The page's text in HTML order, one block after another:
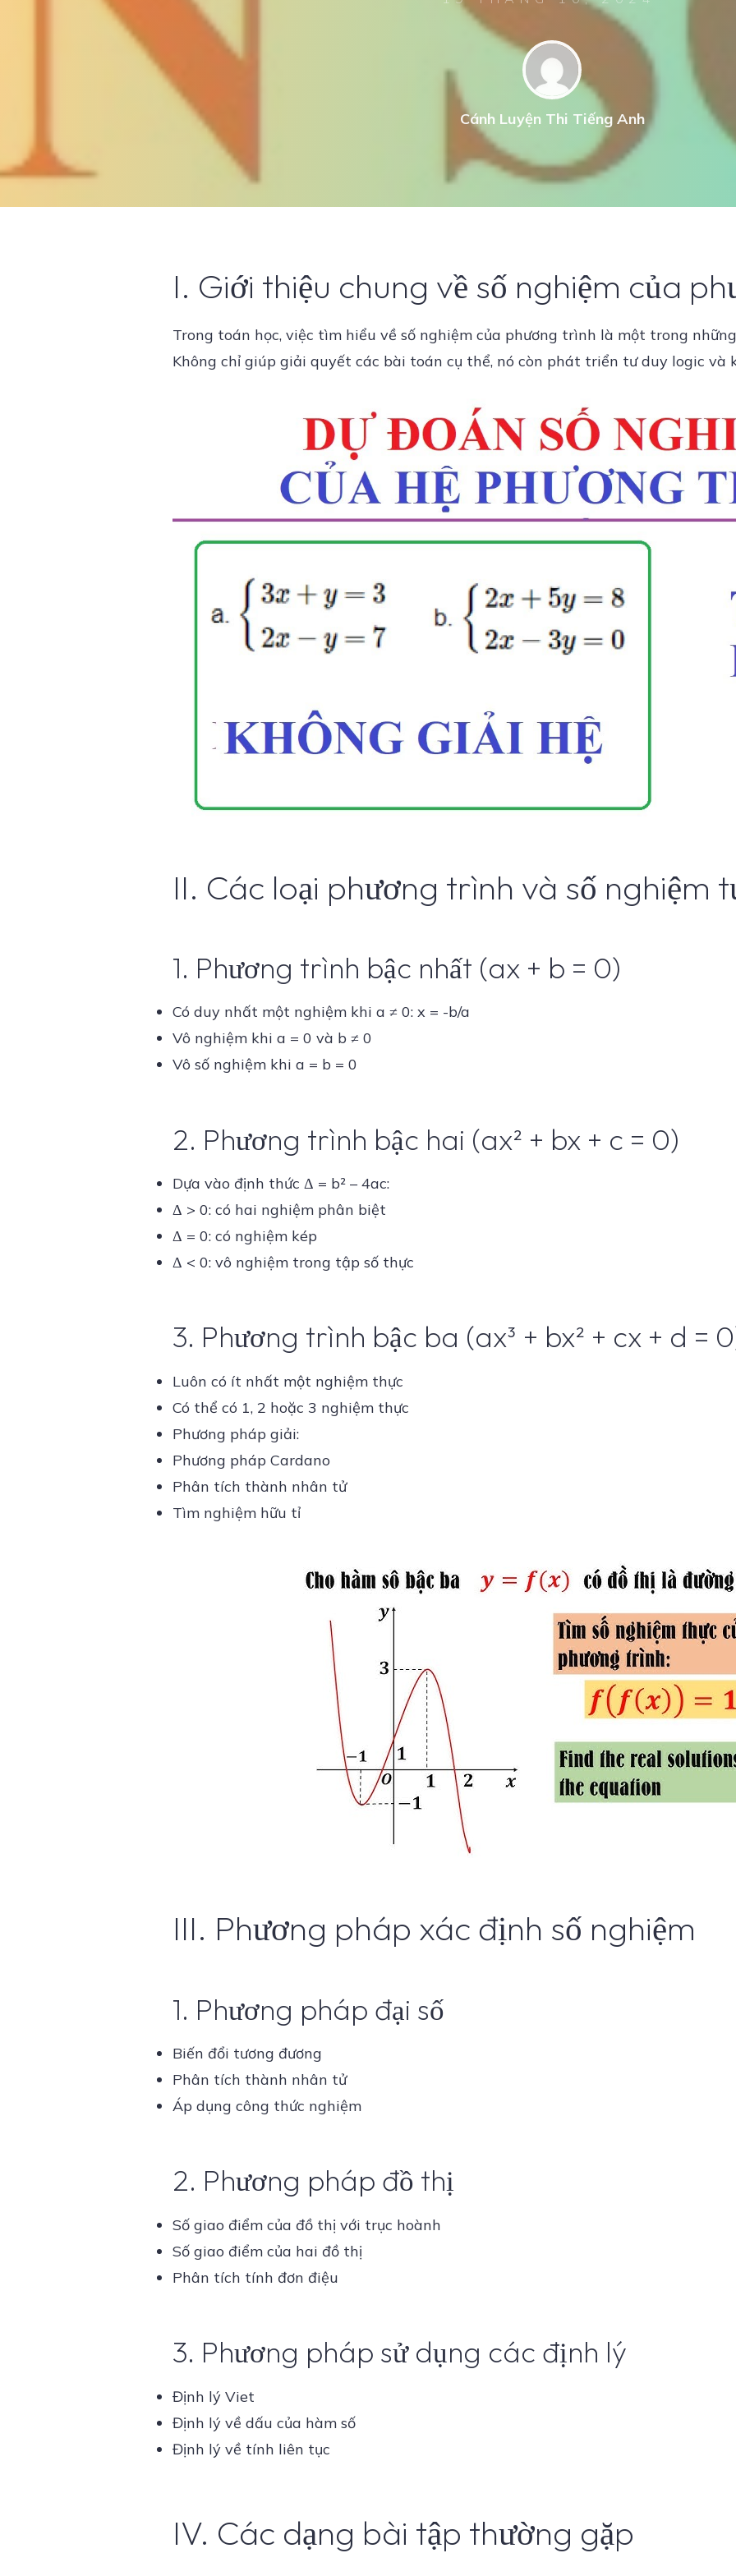
Cánh Luyện Thi Tiếng Anh
I. Giới thiệu chung về số nghiệm của
Trong toán học, việc tìm hiểu về số nghiệm của phương trình là một trong
Không chỉ giúp giải quyết các bài toán cụ thể, nó còn phát triển tư duy logic và
II. Các loại phương trình và số nghiệm
1. Phương trình bậc nhất (ax + b = 0)
Có duy nhất một nghiệm khi a ≠ 0: x = -b/a
Vô nghiệm khi a = 0 và b ≠ 0
Vô số nghiệm khi a = b = 0
2. Phương trình bậc hai (ax² + bx + c = 0)
Dựa vào định thức Δ = b² – 4ac:
Δ > 0: có hai nghiệm phân biệt
Δ = 0: có nghiệm kép
Δ < 0: vô nghiệm trong tập số thực
3. Phương trình bậc ba (ax³ + bx² + cx + d =
Luôn có ít nhất một nghiệm thực
Có thể có 1, 2 hoặc 3 nghiệm thực
Phương pháp giải:
Phương pháp Cardano
Phân tích thành nhân tử
Tìm nghiệm hữu tỉ
III. Phương pháp xác định số nghiệm
1. Phương pháp đại số
Biến đổi tương đương
Phân tích thành nhân tử
Áp dụng công thức nghiệm
2. Phương pháp đồ thị
Số giao điểm của đồ thị với trục hoành
Số giao điểm của hai đồ thị
Phân tích tính đơn điệu
3. Phương pháp sử dụng các định lý
Định lý Viet
Định lý về dấu của hàm số
Định lý về tính liên tục
IV. Các dạng bài tập thường gặp